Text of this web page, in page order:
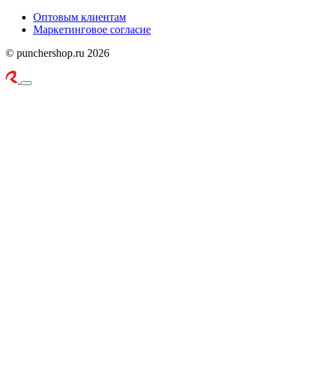
Оптовым клиентам
Маркетинговое согласие
© punchershop.ru 2026